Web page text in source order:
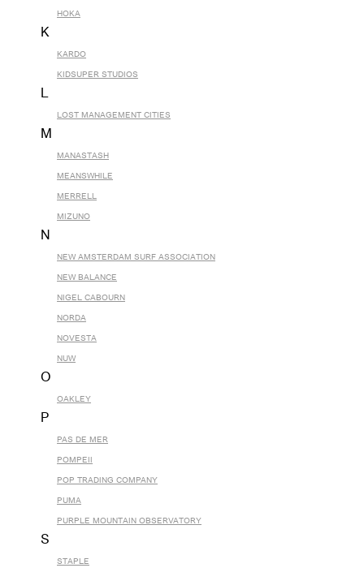
HOKA
K
KARDO
KIDSUPER STUDIOS
L
LOST MANAGEMENT CITIES
M
MANASTASH
MEANSWHILE
MERRELL
MIZUNO
N
NEW AMSTERDAM SURF ASSOCIATION
NEW BALANCE
NIGEL CABOURN
NORDA
NOVESTA
NUW
O
OAKLEY
P
PAS DE MER
POMPEII
POP TRADING COMPANY
PUMA
PURPLE MOUNTAIN OBSERVATORY
S
STAPLE